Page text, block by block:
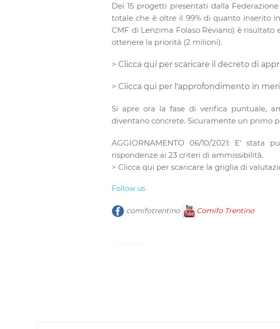
Dei 15 progetti presentati dalla
totale che è oltre il 99% di quanto inserito
CMF di Lenzima Folaso Reviano) è
ottenere la priorità (2 milioni).
> Clicca qui per scaricare il decreto di
> Clicca qui per l'approfondimento in
Si apre ora la fase di verifica puntuale,
diventano concrete. Sicuramente un primo
AGGIORNAMENTO 06/10/2021: E'
rispondenze ai 23 criteri di ammissibilità.
> Clicca qui per scaricare la griglia di
Follow us
comifotrentino Comifo Trentino